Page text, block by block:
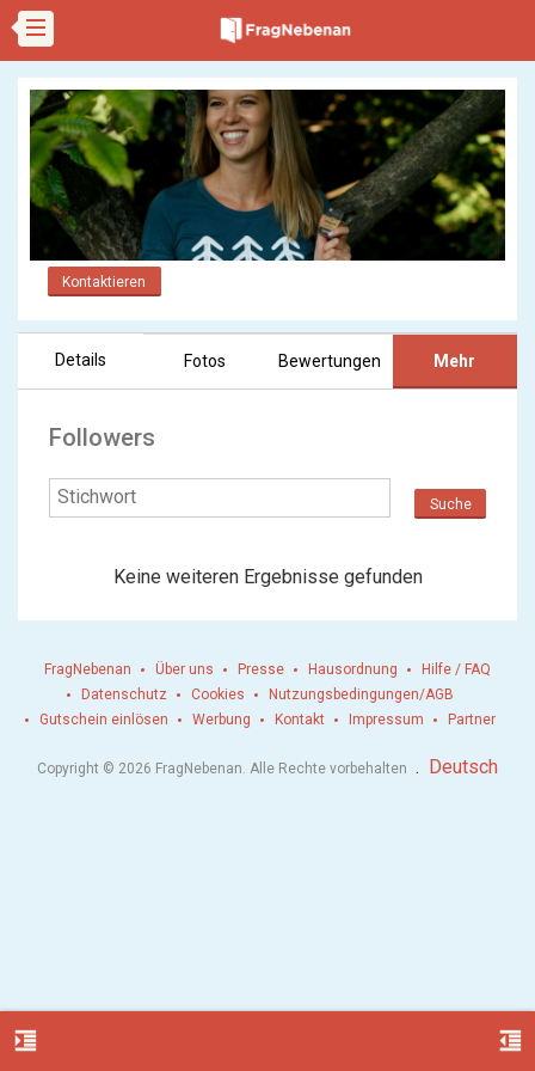
Kontaktieren
Details Fotos Bewertungen Mehr
Followers
Suche
Keine weiteren Ergebnisse gefunden
format_indent_increase format_indent_decrease
FragNebenan Über uns Presse Hausordnung
Hilfe / FAQ
Datenschutz
Cookies
Nutzungsbedingungen/AGB
Gutschein einlösen
Werbung Kontakt Impressum Partner
Copyright © 2026 FragNebenan. Alle Rechte vorbehalten . Deutsch